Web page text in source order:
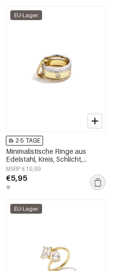
EU-Lager
2-5 TAGE
Minimalistische Ringe aus
Edelstahl, Kreis, Schlicht,
Alltagsschmuck,
Damenschmuck
MSRP €19,99
€5,95
EU-Lager